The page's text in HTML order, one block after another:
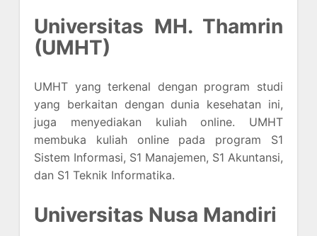
Universitas MH. Thamrin
(UMHT)
UMHT yang terkenal dengan program studi
yang berkaitan dengan dunia kesehatan ini,
juga menyediakan kuliah online. UMHT
membuka kuliah online pada program S1
Sistem Informasi, S1 Manajemen, S1 Akuntansi,
dan S1 Teknik Informatika.
Universitas Nusa Mandiri